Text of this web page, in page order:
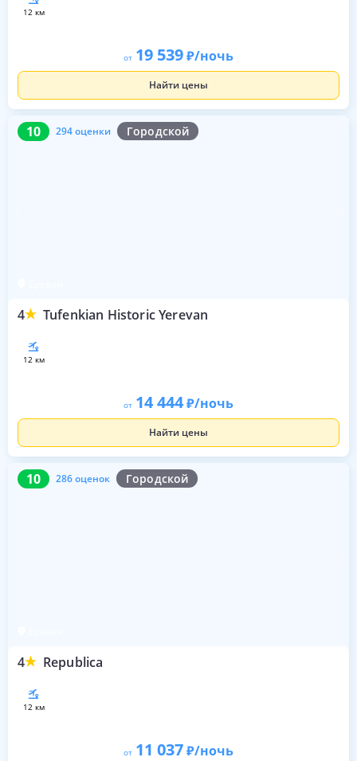
12 км
от 19 539 /ночь
Найти цены
10 294 оценки Городской
4 Tufenkian Historic Yerevan
10 294 оценки
12 км
от 14 444 /ночь
Найти цены
10 286 оценок Городской
4 Republica
10 286 оценок
12 км
от 11 037 /ночь